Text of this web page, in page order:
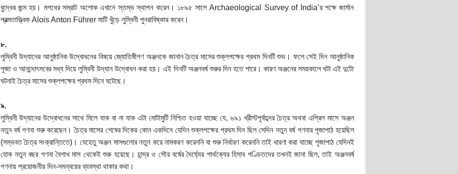
বুদ্ধের জন্ম হয়। মগধের সম্রাট অশোক এখানে স্তম্ভ স্থাপন করেন। ১৮৯৫ সালে Archaeological Survey of India’র পক্ষে জার্মান
প্রত্মতাত্ত্বিক Alois Anton Führer মাটি খুঁড়ে লুম্বিনী পুনরাবিষ্কার করেন।
৮.
লুম্বিনী উদ্যানের আনুষ্ঠানিক উদ্বোধনের বিষয়ে জ্যোতিষীগণ অঞ্জনকে জানান চৈত্র মাসের শুক্লপক্ষের প্রথম দিনটি শুভ। ফলে সেই দিন আনুষ্ঠানিক
পূজা ও আনন্দোৎসবের মধ্য দিয়ে লুম্বিনী উদ্যান উদ্বোধন করা হয়। এই দিনটি অঞ্জনবর্ষ শুরুর দিন হতে পারে। কারণ অঞ্জনের সময়কালে ঘটা এই দুটো
ঘটনাই চৈত্র মাসের শুক্লপক্ষের প্রথম দিনে ঘটেছে।
৯.
লুম্বিনী উদ্যানের উদ্বোধনের সাথে মিলে যাক বা না যাক এটা মোটামুটি নিশ্চিত হওয়া যাচ্ছে যে, ৬৯১ খ্রীস্টপূর্বাব্দের চৈত্র অথবা এপ্রিল মাসে অঞ্জন
নতুন বর্ষ গণনা শুরু করেছেন। চৈত্র মাসের শেষের দিকের কোন একদিনে যেদিন শুক্লপক্ষের প্রথম দিন ছিল সেদিন নতুন বর্ষ গণনার পূজাপাঠ হয়েছিল
(সম্ভবত চৈত্র সংক্রান্তিতে)। যেহেতু অঞ্জন মাসগুলোর নতুন করে নামকরণ করেননি বা শুরু নির্ধারণ করেননি তাই ধারণা করা যাচ্ছে পূজাপাঠ যেদিনই
হোক নতুন বছর গণনা বৈশাখ মাস থেকেই শুরু হয়েছে। চান্দ্র ও সৌর বর্ষের দৈর্ঘ্যের পার্থক্যের হিসাব পণ্ডিতদের তখনই জানা ছিল, তাই অঞ্জনবর্ষ
গণনায় প্রয়োজনীয় দিন-সমন্বয়ের ব্যবস্থা থাকার কথা।